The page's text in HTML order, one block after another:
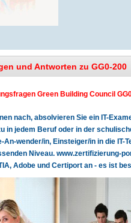
und Antworten zu GG0-200
Green Building Council
nach, absolvieren Sie ein IT-
in jedem Beruf oder in der
An-wender/in, Einsteiger/in in die
Niveau. www.zertifizierung-
Adobe und Certiport an - es ist